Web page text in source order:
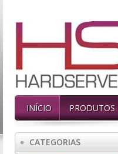
INÍCIO PRODUTOS
CATEGORIAS